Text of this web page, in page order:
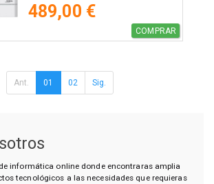
489,00 €
COMPRAR
Ant. 01 02 Sig.
informática online donde encontraras amplia
tecnológicos a las necesidades que requieras